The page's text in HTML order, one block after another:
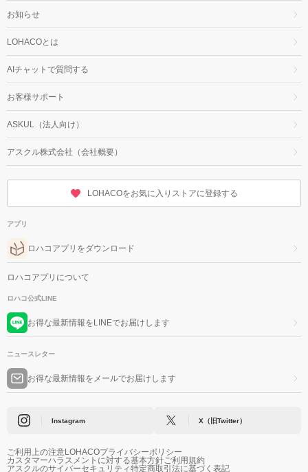
お知らせ
LOHACOとは
AIチャットで質問する
お客様サポート
ASKUL（法人向け）
アスクル株式会社（会社概要）
LOHACOをお気に入りストアに登録する
アプリ
ロハコアプリをダウンロード
ロハコアプリについて
ロハコ公式LINE
お得な最新情報をLINEでお届けします
ニュースレター
お得な最新情報をメールでお届けします
Instagram X（旧Twitter）
ご利用上の注意LOHACOプライバシーポリシー
カスタマーハラスメントに対する基本方針ご利用規約
アスクルのサイバーセキュリティ特定商取引法に基づく表記